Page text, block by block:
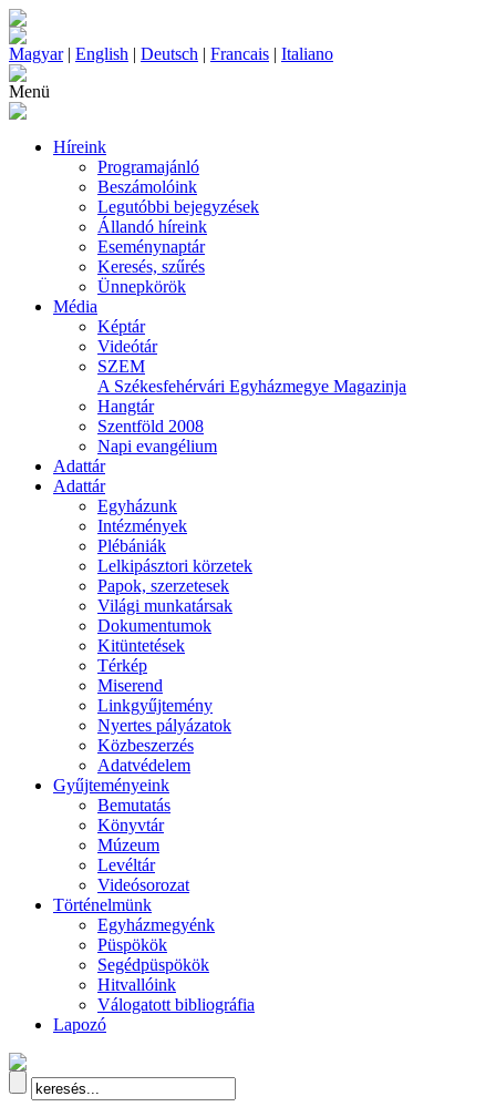
Magyar| English | Deutsch | Francais | Italiano
Menü
Híreink
Programajánló
Beszámolóink
Legutóbbi bejegyzések
Állandó híreink
Eseménynaptár
Keresés, szűrés
Ünnepkörök
Média
Képtár
Videótár
SZEM
A Székesfehérvári Egyházmegye Magazinja
Hangtár
Szentföld 2008
Napi evangélium
Adattár
Adattár
Egyházunk
Intézmények
Plébániák
Lelkipásztori körzetek
Papok, szerzetesek
Világi munkatársak
Dokumentumok
Kitüntetések
Térkép
Miserend
Linkgyűjtemény
Nyertes pályázatok
Közbeszerzés
Adatvédelem
Gyűjteményeink
Bemutatás
Könyvtár
Múzeum
Levéltár
Videósorozat
Történelmünk
Egyházmegyénk
Püspökök
Segédpüspökök
Hitvallóink
Válogatott bibliográfia
Lapozó